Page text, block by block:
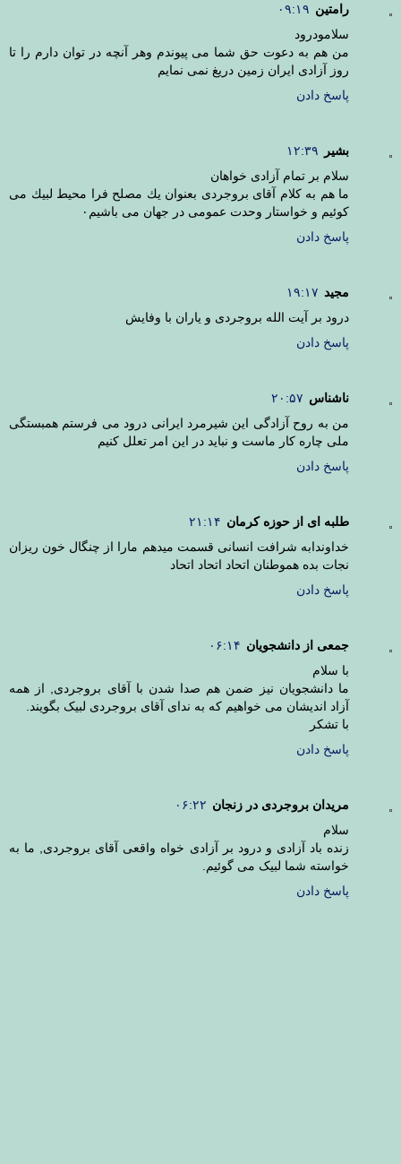
رامتین ۰۹:۱۹
سلامودرود
من هم به دعوت حق شما می پیوندم وهر آنچه در توان دارم را تا
روز آزادی ایران زمین دریغ نمی نمایم
پاسخ دادن
بشير
۱۲:۳۹
سلام بر تمام آزادى خواهان
ما هم به كلام آقاى بروجردى بعنوان يك مصلح فرا محيط لبيك مى
كوئيم و خواستار وحدت عمومى در جهان مى باشيم٠
پاسخ دادن
مجید ۱۹:۱۷
درود بر آیت الله بروجردی و یاران با وفایش
پاسخ دادن
ناشناس ۲۰:۵۷
من به روح آزادگی این شیرمرد ایرانی درود می فرستم همبستگی
ملی چاره کار ماست و نباید در این امر تعلل کنیم
پاسخ دادن
طلبه ای از حوزه کرمان ۲۱:۱۴
خداوندابه شرافت انسانی قسمت میدهم مارا از چنگال خون ریزان
نجات بده هموطنان اتحاد اتحاد اتحاد
پاسخ دادن
جمعی از دانشجویان ۰۶:۱۴
با سلام
ما دانشجویان نیز ضمن هم صدا شدن با آقای بروجردی, از همه
آزاد اندیشان می خواهیم که به ندای آقای بروجردی لبیک بگویند.
با تشکر
پاسخ دادن
مریدان بروجردی در زنجان ۰۶:۲۲
سلام
زنده باد آزادی و درود بر آزادی خواه واقعی آقای بروجردی, ما به
خواسته شما لبیک می گوئیم.
پاسخ دادن